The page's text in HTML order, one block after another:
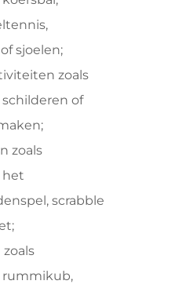
sjoelen;
zoals
of
zoals
het
scrabble
rummikub,